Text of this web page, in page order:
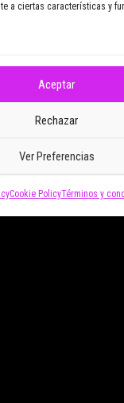
a ciertas características y
Aceptar
Rechazar
Ver Preferencias
Cookie PolicyTérminos y
de
aWordPress |Tema: